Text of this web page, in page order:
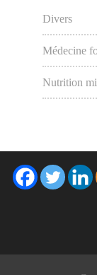
Divers
Médecine
Nutrition